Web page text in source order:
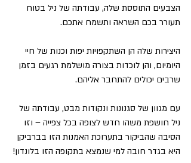
הצבעים התוססת שלה, עבודתה של ניל בטוח
תעורר בכם השראה ותשמח אתכם.
היצירות שלה הן השתקפויות יפות וכנות של חיי
היומיום, והן לוכדות בצורה מושלמת רגעים בזמן
שרבים יכולים להתחבר אליהם.
עם מגוון של סגנונות ונקודות מבט, עבודתה של
ניל חושפת משהו חדש לצופה בכל צפייה – וזו
הסיבה שהביקור בתערוכת האמנות הזו בברביקן
היא בגדר חובה למי שנמצא בתקופה הזו בלונדון!